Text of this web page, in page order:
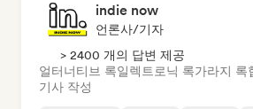
indie now
언론사/기자
> 2400 개의 답변 제공
얼터너티브 록일렉트로닉 록가라지 록
기사 작성